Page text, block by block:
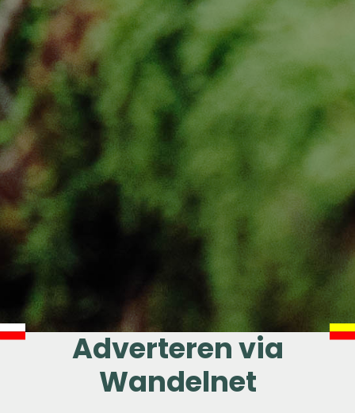
Adverteren via
Wandelnet